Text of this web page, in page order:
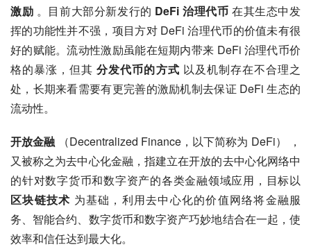
激励 。目前大部分新发行的 DeFi 治理代币 在其生态中发
挥的功能性并不强，项目方对 DeFi 治理代币的价值未有很
好的赋能。流动性激励虽能在短期内带来 DeFi 治理代币价
格的暴涨，但其 分发代币的方式 以及机制存在不合理之
处，长期来看需要有更完善的激励机制去保证 DeFi 生态的
流动性。
开放金融 （Decentralized Finance，以下简称为 DeFi） ，
又被称之为去中心化金融，指建立在开放的去中心化网络中
区块链技术 为基础，利用去中心化的价值网络将金融服
务、智能合约、数字货币和数字资产巧妙地结合在一起，使
效率和信任达到最大化。